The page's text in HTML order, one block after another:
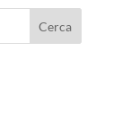
Cerca